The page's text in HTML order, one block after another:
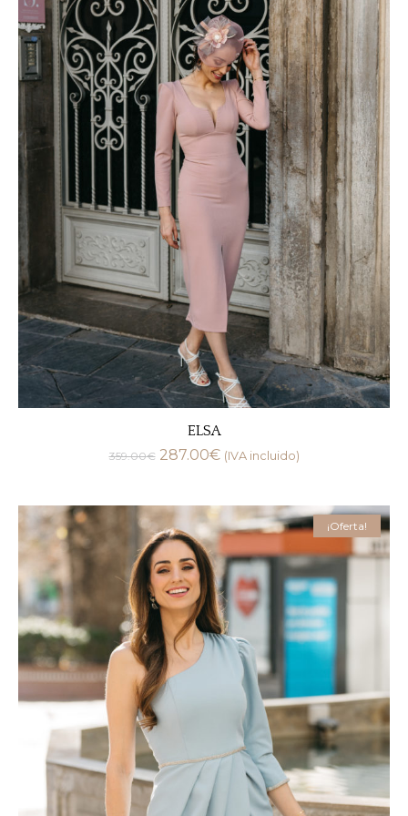
ELSA
359.00€ 287.00€ (IVA incluido)
¡Oferta!